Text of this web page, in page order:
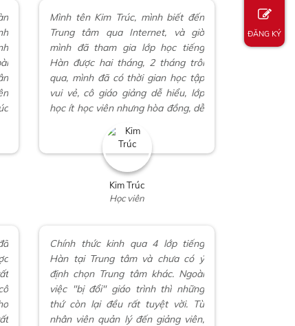
Mình tên Kim Trúc, mình biết đến
Trung tâm qua Internet, và giờ
mình đã tham gia lớp học tiếng
Hàn được hai tháng, 2 tháng trôi
qua, mình đã có thời gian học tập
vui vẻ, cô giáo giảng dễ hiểu, lớp
học ít học viên nhưng hòa đồng, dễ
Kim Trúc
Học viên
Chính thức kinh qua 4 lớp tiếng
Hàn tại Trung tâm và chưa có ý
định chọn Trung tâm khác. Ngoài
việc "bị đổi" giáo trình thì những
thứ còn lại đều rất tuyệt vời. Từ
nhân viên quản lý đến giảng viên,
ĐĂNG KÝ